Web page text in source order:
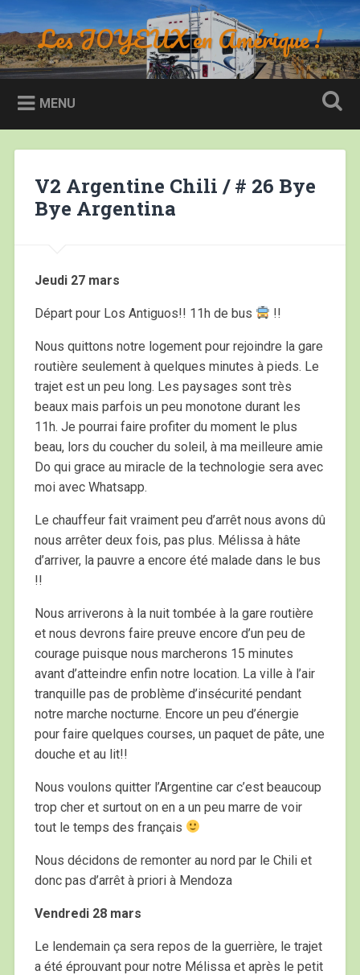
au
contenu
principal
RechercheLes JOYEUX en Amérique !
MENU
V2 Argentine Chili / # 26 Bye
Bye Argentina
Jeudi 27 mars
Départ pour Los Antiguos!! 11h de bus !!
Nous quittons notre logement pour rejoindre la gare
routière seulement à quelques minutes à pieds. Le
trajet est un peu long. Les paysages sont très
beaux mais parfois un peu monotone durant les
11h. Je pourrai faire profiter du moment le plus
beau, lors du coucher du soleil, à ma meilleure amie
Do qui grace au miracle de la technologie sera avec
moi avec Whatsapp.
Le chauffeur fait vraiment peu d’arrêt nous avons dû
nous arrêter deux fois, pas plus. Mélissa à hâte
d’arriver, la pauvre a encore été malade dans le bus
!!
Nous arriverons à la nuit tombée à la gare routière
et nous devrons faire preuve encore d’un peu de
courage puisque nous marcherons 15 minutes
avant d’atteindre enfin notre location. La ville à l’air
tranquille pas de problème d’insécurité pendant
notre marche nocturne. Encore un peu d’énergie
pour faire quelques courses, un paquet de pâte, une
douche et au lit!!
Nous voulons quitter l’Argentine car c’est beaucoup
trop cher et surtout on en a un peu marre de voir
tout le temps des français
Nous décidons de remonter au nord par le Chili et
donc pas d’arrêt à priori à Mendoza
Vendredi 28 mars
Le lendemain ça sera repos de la guerrière, le trajet
a été éprouvant pour notre Mélissa et après le petit